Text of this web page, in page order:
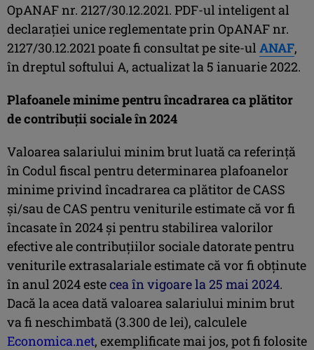
OpANAF nr. 2127/30.12.2021. PDF-ul inteligent al
declaraţiei unice reglementate prin OpANAF nr.
2127/30.12.2021 poate fi consultat pe site-ul ANAF,
în dreptul softului A, actualizat la 5 ianuarie 2022.
Plafoanele minime pentru încadrarea ca plătitor
de contribuţii sociale în 2024
Valoarea salariului minim brut luată ca referinţă
în Codul fiscal pentru determinarea plafoanelor
minime privind încadrarea ca plătitor de CASS
şi/sau de CAS pentru veniturile estimate că vor fi
încasate în 2024 şi pentru stabilirea valorilor
efective ale contribuţiilor sociale datorate pentru
veniturile extrasalariale estimate că vor fi obţinute
în anul 2024 estecea în vigoare la 25 mai 2024.
Dacă la acea dată valoarea salariului minim brut
va fi neschimbată (3.300 de lei), calculele
Economica.net, exemplificate mai jos, pot fi folosite